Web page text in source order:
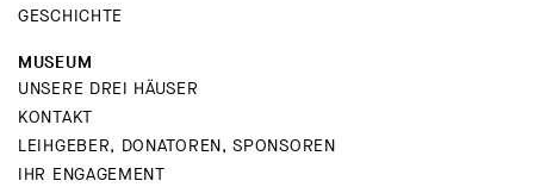
GESCHICHTE
MUSEUM
UNSERE DREI HÄUSER
KONTAKT
LEIHGEBER, DONATOREN, SPONSOREN
IHR ENGAGEMENT